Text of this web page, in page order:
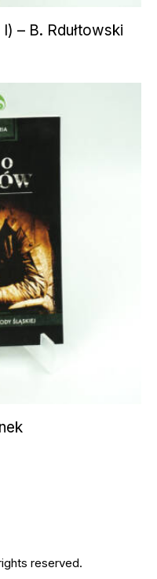
– B. Rdułtowski
reserved.